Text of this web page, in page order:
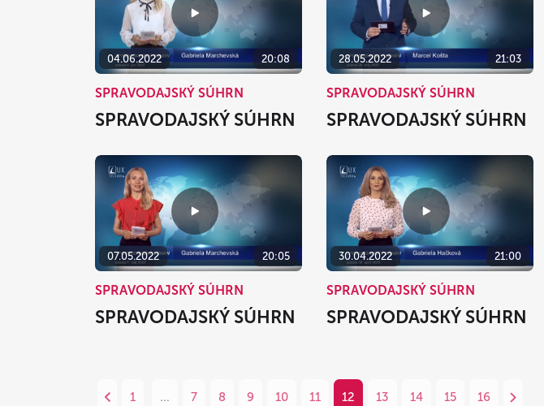
04.06.2022 20:08
SPRAVODAJSKÝ SÚHRN
SPRAVODAJSKÝ SÚHRN
28.05.2022 21:03
SPRAVODAJSKÝ SÚHRN
SPRAVODAJSKÝ SÚHRN
07.05.2022 20:05
SPRAVODAJSKÝ SÚHRN
SPRAVODAJSKÝ SÚHRN
30.04.2022 21:00
SPRAVODAJSKÝ SÚHRN
SPRAVODAJSKÝ SÚHRN
1 ... 7 8 9 10 11 12 13 14 15 16